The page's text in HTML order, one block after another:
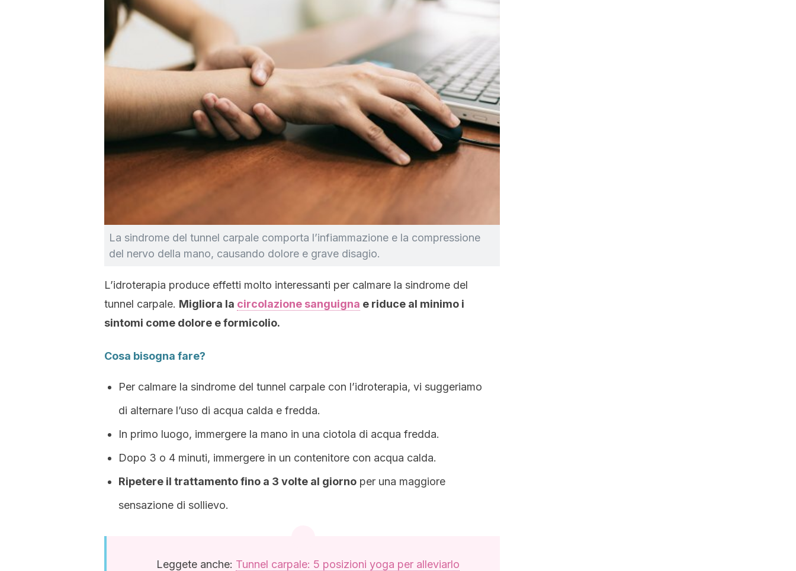
La sindrome del tunnel carpale comporta l’infiammazione e la compressione
del nervo della mano, causando dolore e grave disagio.
L’idroterapia produce effetti molto interessanti per calmare la sindrome del
tunnel carpale. Migliora la circolazione sanguigna e riduce al minimo i
sintomi come dolore e formicolio.
Cosa bisogna fare?
Per calmare la sindrome del tunnel carpale con l’idroterapia, vi suggeriamo
di alternare l’uso di acqua calda e fredda.
In primo luogo, immergere la mano in una ciotola di acqua fredda.
Dopo 3 o 4 minuti, immergere in un contenitore con acqua calda.
Ripetere il ​​trattamento fino a 3 volte al giorno per una maggiore
sensazione di sollievo.
Leggete anche: Tunnel carpale: 5 posizioni yoga per alleviarlo